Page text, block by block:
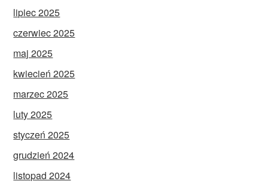
lipiec 2025
czerwiec 2025
maj 2025
kwiecień 2025
marzec 2025
luty 2025
styczeń 2025
grudzień 2024
listopad 2024